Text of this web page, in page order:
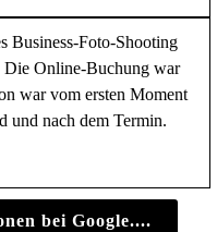
Business-Foto-Shooting
Die Online-Buchung war
war vom ersten Moment
und nach dem Termin.
bei Google....